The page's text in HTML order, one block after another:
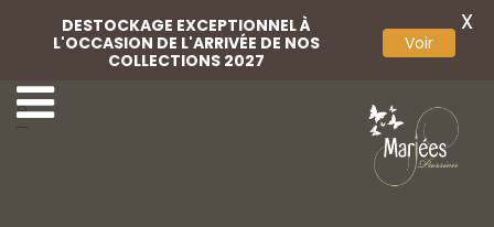
Bijoux attache traîn
e
Jarretière
DESTOCKAGE EXCEPTIONNEL À
L'OCCASION DE L'ARRIVÉE DE NOS
COLLECTIONS 2027
Voir
X